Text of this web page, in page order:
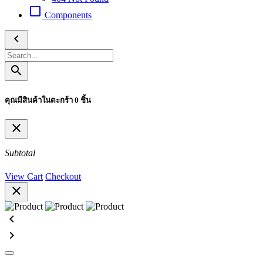
check_box_outline_blank Components
chevron_left
search
คุณมีสินค้าในตะกร้า 0 ชิ้น
close
Subtotal
View Cart Checkout
close
chevron_left
chevron_right